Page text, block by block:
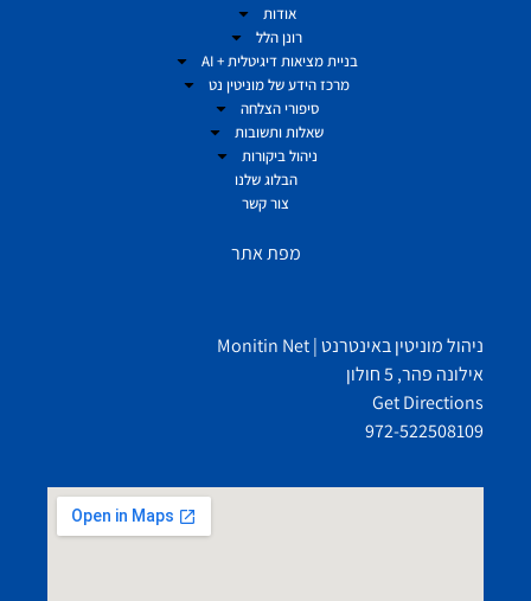
אודות
רונן הלל
בניית מציאות דיגיטלית + AI
מרכז הידע של מוניטין נט
סיפורי הצלחה
שאלות ותשובות
ניהול ביקורות
הבלוג שלנו
צור קשר
מפת אתר
ניהול מוניטין באינטרנט | Monitin Net
אילונה פהר, 5 חולון
Get Directions
972-522508109